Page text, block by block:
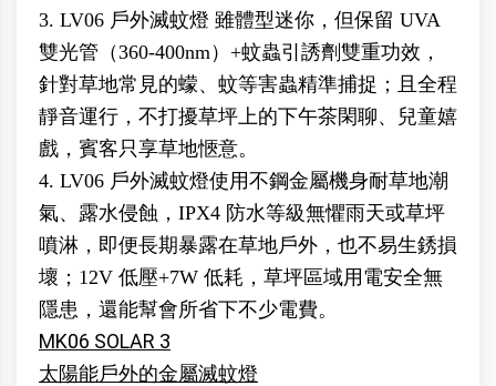
3. LV06 戶外滅蚊燈 雖體型迷你，但保留 UVA
雙光管（360-400nm）+蚊蟲引誘劑雙重功效，
針對草地常見的蠓、蚊等害蟲精準捕捉；且全程
靜音運行，不打擾草坪上的下午茶閑聊、兒童嬉
戲，賓客只享草地愜意。
4. LV06 戶外滅蚊燈使用不鋼金屬機身耐草地潮
氣、露水侵蝕，IPX4 防水等級無懼雨天或草坪
噴淋，即便長期暴露在草地戶外，也不易生銹損
壞；12V 低壓+7W 低耗，草坪區域用電安全無
隱患，還能幫會所省下不少電費。
MK06 SOLAR 3
太陽能戶外的金屬滅蚊燈